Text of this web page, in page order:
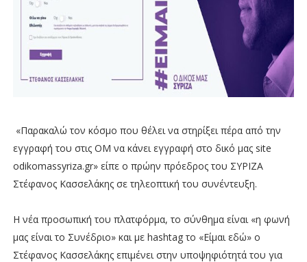
«Παρακαλώ τον κόσμο που θέλει να στηρίξει πέρα από την
εγγραφή του στις ΟΜ να κάνει εγγραφή στο δικό μας site
odikomassyriza.gr» είπε ο πρώην πρόεδρος του ΣΥΡΙΖΑ
Στέφανος Κασσελάκης σε τηλεοπτική του συνέντευξη.
Η νέα προσωπική του πλατφόρμα, το σύνθημα είναι «η φωνή
μας είναι το Συνέδριο» και με hashtag το «Είμαι εδώ» ο
Στέφανος Κασσελάκης επιμένει στην υποψηφιότητά του για